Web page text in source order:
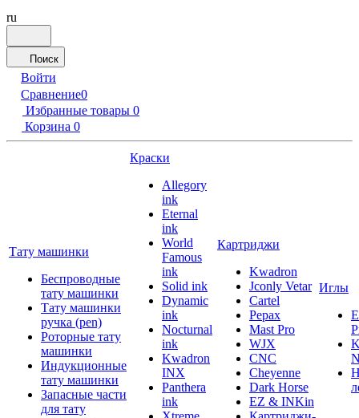
ru
Поиск
Войти
Сравнение0
Избранные товары 0
Корзина 0
Тату машинки
Беспроводные
тату машинки
Тату машинки
ручка (pen)
Роторные тату
машинки
Индукционные
тату машинки
Запасные части
для тату
Краски
Allegory
ink
Eternal
ink
World
Famous
ink
Solid ink
Dynamic
ink
Nocturnal
ink
Kwadron
INX
Panthera
ink
Картриджи
Kwadron
Jconly Vetar
Cartel
Pepax
Mast Pro
WJX
CNC
Cheyenne
Dark Horse
EZ & INKin
Иглы